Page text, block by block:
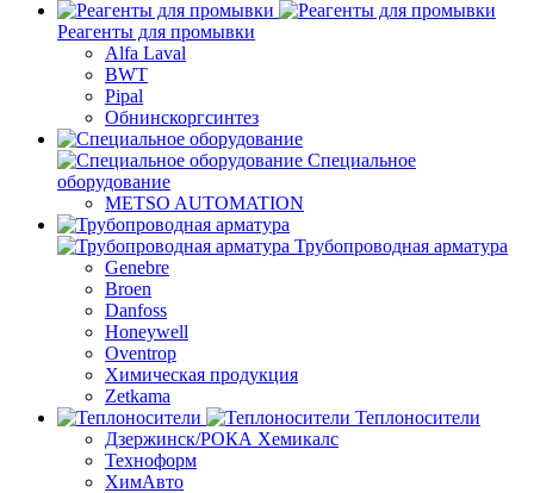
Реагенты для промывки
Alfa Laval
BWT
Pipal
Обнинскоргсинтез
Специальное
оборудование
METSO AUTOMATION
Трубопроводная арматура
Genebre
Broen
Danfoss
Honeywell
Oventrop
Химическая продукция
Zetkama
Теплоносители
Дзержинск/РОКА Хемикалс
Техноформ
ХимАвто